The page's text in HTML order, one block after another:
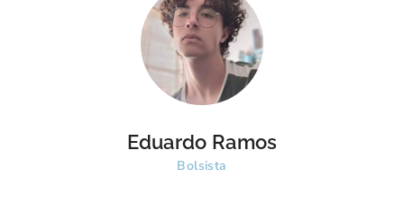
Eduardo Ramos
Bolsista